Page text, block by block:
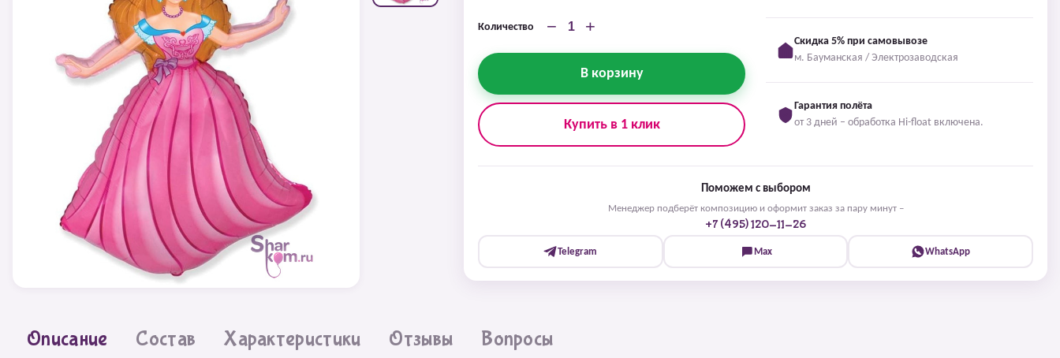
Количество − +
В корзину
Купить в 1 клик
Скидка 5% при самовывозе
м. Бауманская / Электрозаводская
Гарантия полёта
от 3 дней – обработка Hi-float включена.
Поможем с выбором
Менеджер подберёт композицию и оформит заказ за пару минут –
+7 (495) 120-11-26
Telegram Max WhatsApp
Описание Состав Характеристики Отзывы Вопросы